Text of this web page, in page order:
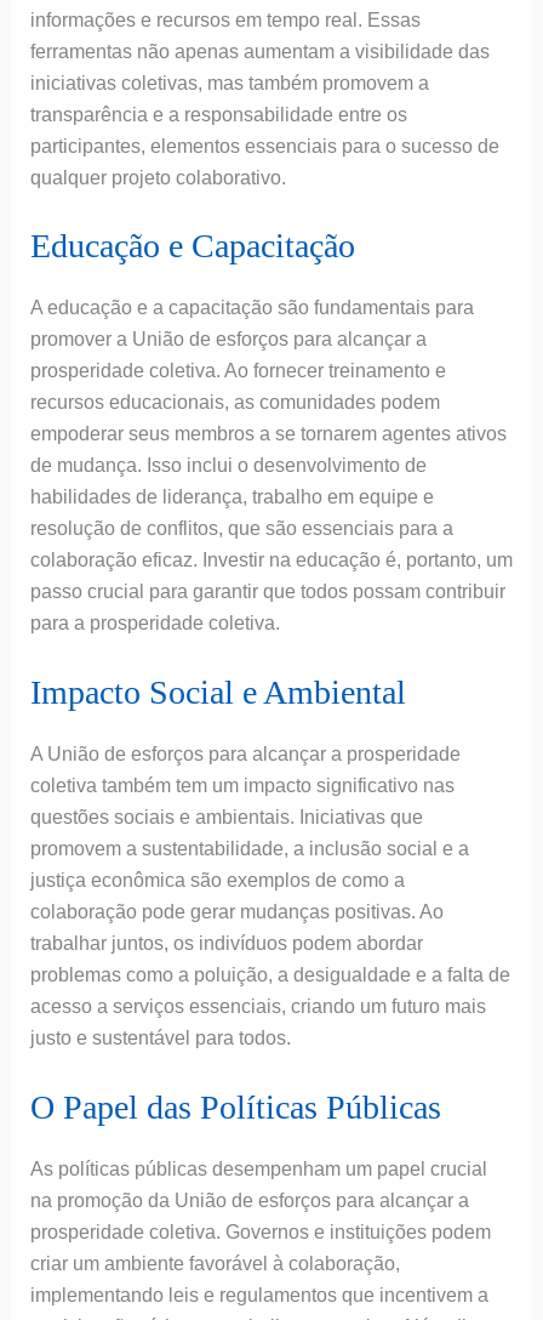
informações e recursos em tempo real. Essas
ferramentas não apenas aumentam a visibilidade das
iniciativas coletivas, mas também promovem a
transparência e a responsabilidade entre os
participantes, elementos essenciais para o sucesso de
qualquer projeto colaborativo.
Educação e Capacitação
A educação e a capacitação são fundamentais para
promover a União de esforços para alcançar a
prosperidade coletiva. Ao fornecer treinamento e
recursos educacionais, as comunidades podem
empoderar seus membros a se tornarem agentes ativos
de mudança. Isso inclui o desenvolvimento de
habilidades de liderança, trabalho em equipe e
resolução de conflitos, que são essenciais para a
colaboração eficaz. Investir na educação é, portanto, um
passo crucial para garantir que todos possam contribuir
para a prosperidade coletiva.
Impacto Social e Ambiental
A União de esforços para alcançar a prosperidade
coletiva também tem um impacto significativo nas
questões sociais e ambientais. Iniciativas que
promovem a sustentabilidade, a inclusão social e a
justiça econômica são exemplos de como a
colaboração pode gerar mudanças positivas. Ao
trabalhar juntos, os indivíduos podem abordar
problemas como a poluição, a desigualdade e a falta de
acesso a serviços essenciais, criando um futuro mais
justo e sustentável para todos.
O Papel das Políticas Públicas
As políticas públicas desempenham um papel crucial
na promoção da União de esforços para alcançar a
prosperidade coletiva. Governos e instituições podem
criar um ambiente favorável à colaboração,
implementando leis e regulamentos que incentivem a